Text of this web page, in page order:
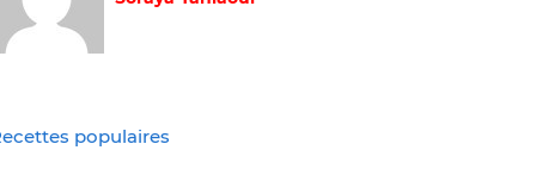
populaires